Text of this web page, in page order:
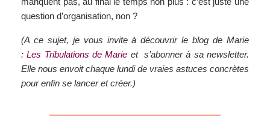
question d’organisation, non ?
(A ce sujet, je vous invite à découvrir le blog de Marie
:Les Tribulations de Marie et s’abonner à sa newsletter.
Elle nous envoit chaque lundi de vraies astuces concrètes
pour enfin se lancer et créer.)